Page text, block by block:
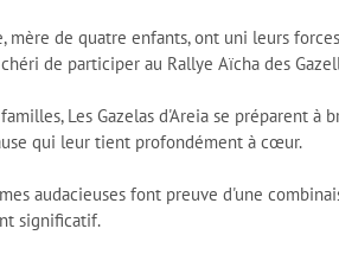
mère de quatre enfants, ont uni leurs
de participer au Rallye Aïcha des
Les Gazelas d'Areia se préparent
qui leur tient profondément à cœur.
audacieuses font preuve d'une
significatif.